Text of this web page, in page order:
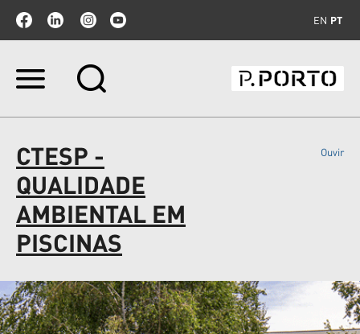
EN PT
Ir
Ir
para
a
navegação
CTESP -
QUALIDADE
AMBIENTAL EM
PISCINAS
Ouvir